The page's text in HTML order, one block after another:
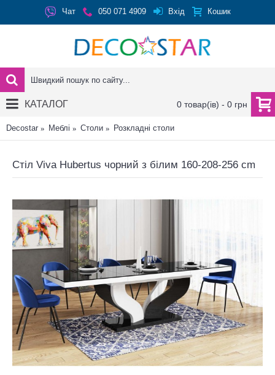
Чат 050 071 4909 Вхід Кошик
0 товар(ів) - 0 грн
КАТАЛОГ
Decostar Меблі Столи Розкладні столи
Стіл Viva Hubertus чорний з білим 160-208-256 cm